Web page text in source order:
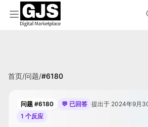
欢迎来到 GJS.MARKET！使用优惠码
首页/问题/#6180
问题 #6180 💬 已回答 提出于 2024年9月
1 个反应